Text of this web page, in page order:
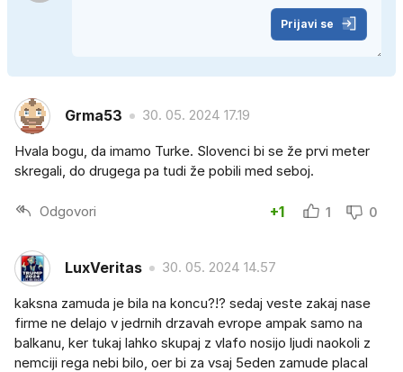
Prijavi se
Grma53 30. 05. 2024 17.19
Hvala bogu, da imamo Turke. Slovenci bi se že prvi meter
skregali, do drugega pa tudi že pobili med seboj.
Odgovori +1 1 0
LuxVeritas 30. 05. 2024 14.57
kaksna zamuda je bila na koncu?!? sedaj veste zakaj nase
firme ne delajo v jedrnih drzavah evrope ampak samo na
balkanu, ker tukaj lahko skupaj z vlafo nosijo ljudi naokoli z
nemciji rega nebi bilo, oer bi za vsaj 5eden zamude placal